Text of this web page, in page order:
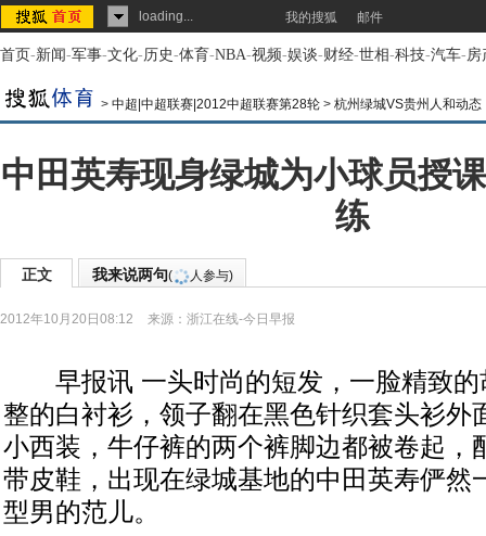
loading... 我的搜狐 邮件
首页-新闻-军事-文化-历史-体育-NBA-视频-娱谈-财经-世相-科技-汽车-房
> 中超|中超联赛|2012中超联赛第28轮 > 杭州绿城VS贵州人和动态
中田英寿现身绿城为小球员授
练
正文 我来说两句( 人参与)
2012年10月20日08:12 来源： 浙江在线-今日早报
早报讯 一头时尚的短发，一脸精致的
整的白衬衫，领子翻在黑色针织套头衫外
小西装，牛仔裤的两个裤脚边都被卷起，
带皮鞋，出现在绿城基地的中田英寿俨然
型男的范儿。